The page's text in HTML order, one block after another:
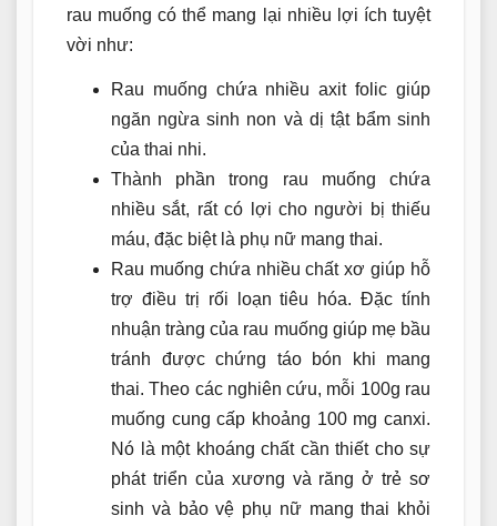
rau muống có thể mang lại nhiều lợi ích tuyệt
vời như:
Rau muống chứa nhiều axit folic giúp
ngăn ngừa sinh non và dị tật bẩm sinh
của thai nhi.
Thành phần trong rau muống chứa
nhiều sắt, rất có lợi cho người bị thiếu
máu, đặc biệt là phụ nữ mang thai.
Rau muống chứa nhiều chất xơ giúp hỗ
trợ điều trị rối loạn tiêu hóa. Đặc tính
nhuận tràng của rau muống giúp mẹ bầu
tránh được chứng táo bón khi mang
thai. Theo các nghiên cứu, mỗi 100g rau
muống cung cấp khoảng 100 mg canxi.
Nó là một khoáng chất cần thiết cho sự
phát triển của xương và răng ở trẻ sơ
sinh và bảo vệ phụ nữ mang thai khỏi